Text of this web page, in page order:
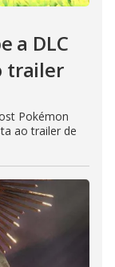
a DLC
trailer
Pokémon
ao trailer de